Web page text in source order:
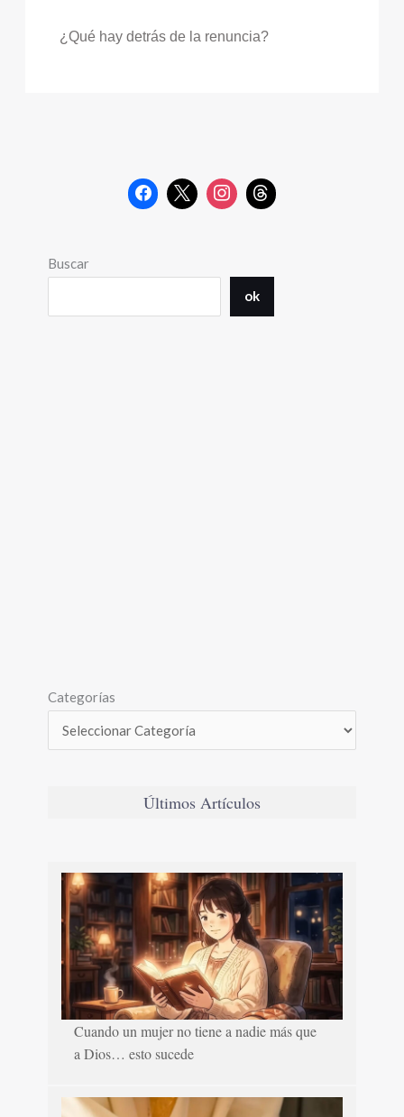
¿Qué hay detrás de la renuncia?
Buscar
ok
Categorías
Últimos Artículos
Cuando un mujer no tiene a nadie más que
a Dios… esto sucede